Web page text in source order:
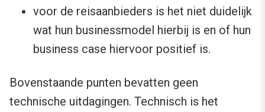
voor de reisaanbieders is het niet duidelijk
wat hun businessmodel hierbij is en of hun
business case hiervoor positief is.
Bovenstaande punten bevatten geen
technische uitdagingen. Technisch is het